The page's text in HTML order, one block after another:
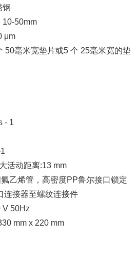
钢
10-50mm
μm
50毫米宽垫片或5 个 25毫米宽的垫
- 1
活动距离:13 mm
乙烯管，高密度PP鲁尔接口锁定
连接器至螺纹连接件
V 50Hz
mm x 220 mm